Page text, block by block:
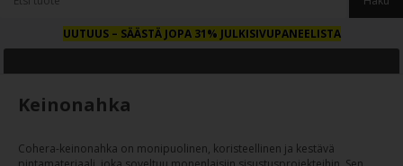
UUTUUS– SÄÄSTÄ JOPA 31% JULKISIVUPANEELISTA
Keinonahka
Cohera-keinonahka on monipuolinen, koristeellinen ja kestävä